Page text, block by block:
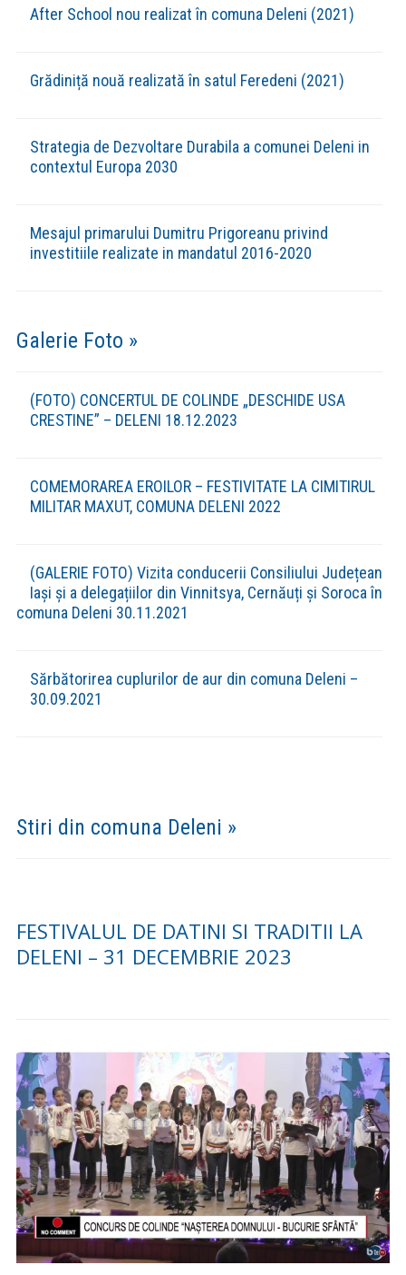
After School nou realizat în comuna Deleni (2021)
Grădiniță nouă realizată în satul Feredeni (2021)
Strategia de Dezvoltare Durabila a comunei Deleni in
contextul Europa 2030
Mesajul primarului Dumitru Prigoreanu privind
investitiile realizate in mandatul 2016-2020
Galerie Foto »
(FOTO) CONCERTUL DE COLINDE „DESCHIDE USA
CRESTINE” – DELENI 18.12.2023
COMEMORAREA EROILOR – FESTIVITATE LA CIMITIRUL
MILITAR MAXUT, COMUNA DELENI 2022
(GALERIE FOTO) Vizita conducerii Consiliului Județean
Iași și a delegațiilor din Vinnitsya, Cernăuți și Soroca în
comuna Deleni 30.11.2021
Sărbătorirea cuplurilor de aur din comuna Deleni –
30.09.2021
Stiri din comuna Deleni »
FESTIVALUL DE DATINI SI TRADITII LA
DELENI – 31 DECEMBRIE 2023